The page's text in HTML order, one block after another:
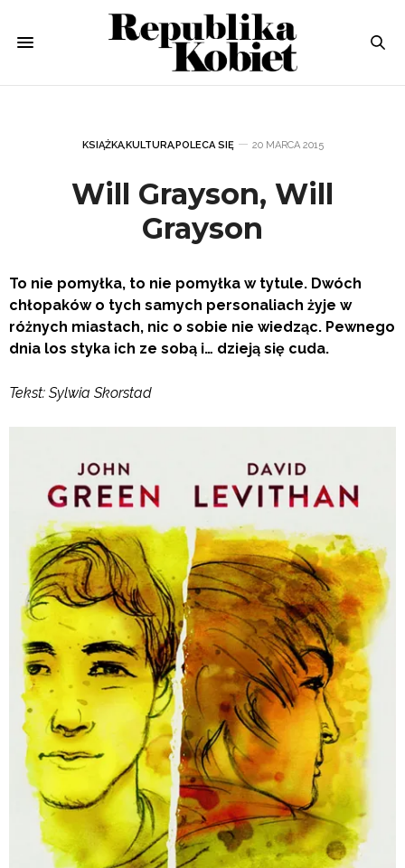
KSIĄŻKA,KULTURA,POLECA SIĘ 20 MARCA 2015
Will Grayson, Will
Grayson
To nie pomyłka, to nie pomyłka w tytule. Dwóch
chłopaków o tych samych personaliach żyje w
różnych miastach, nic o sobie nie wiedząc. Pewnego
dnia los styka ich ze sobą i… dzieją się cuda.
Tekst: Sylwia Skorstad